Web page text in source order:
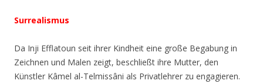
Surrealismus
Da Inji Efflatoun seit ihrer Kindheit eine große Begabung in
Zeichnen und Malen zeigt, beschließt ihre Mutter, den
Künstler Kâmel al-Telmissâni als Privatlehrer zu engagieren.